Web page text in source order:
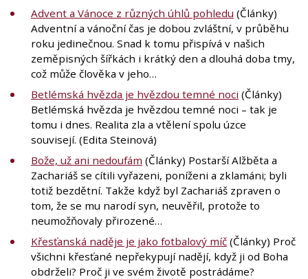
Advent a Vánoce z různých úhlů pohledu (Články)
Adventní a vánoční čas je dobou zvláštní, v průběhu
roku jedinečnou. Snad k tomu přispívá v našich
zeměpisných šířkách i krátký den a dlouhá doba tmy,
což může člověka v jeho…
Betlémská hvězda je hvězdou temné noci (Články)
Betlémská hvězda je hvězdou temné noci – tak je
tomu i dnes. Realita zla a vtělení spolu úzce
souvisejí. (Edita Steinová)
Bože, už ani nedoufám (Články) Postarší Alžběta a
Zachariáš se cítili vyřazeni, poníženi a zklamáni; byli
totiž bezdětní. Takže když byl Zachariáš zpraven o
tom, že se mu narodí syn, neuvěřil, protože to
neumožňovaly přirozené…
Křesťanská naděje je jako fotbalový míč (Články) Proč
všichni křesťané nepřekypují nadějí, když ji od Boha
obdrželi? Proč ji ve svém životě postrádáme?